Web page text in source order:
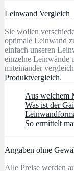
Leinwand Vergleich
Sie wollen
optimale Leinwand
einfach unseren
einzelne Leinwände
miteinander
Produktvergleich.
Aus welchem
Was ist der
So ermittelt
Angaben ohne
Alle Preise werden